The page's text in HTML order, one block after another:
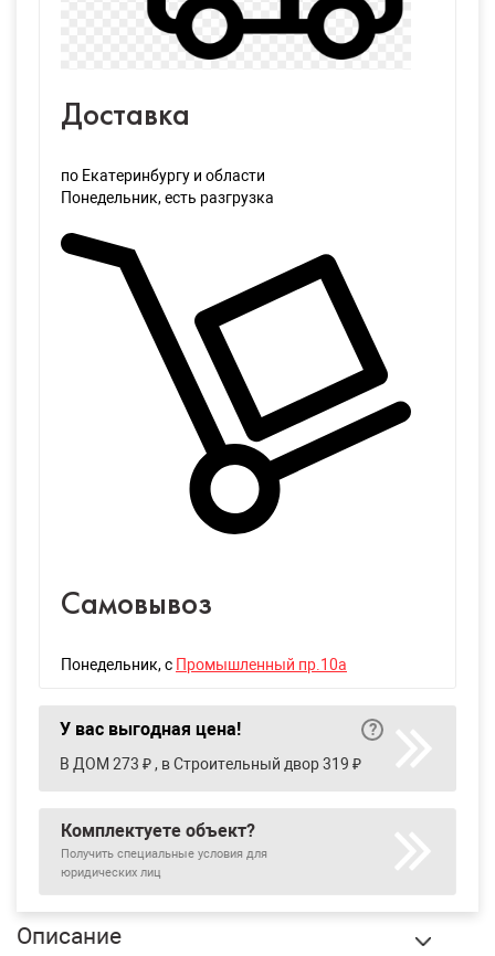
Доставка
по Екатеринбургу и области
Понедельник, есть разгрузка
Самовывоз
Понедельник, с Промышленный пр.10а
У вас выгодная цена!
В ДОМ 273 ₽ , в Строительный двор 319 ₽
Комплектуете объект?
Получить специальные условия для
юридических лиц
Описание